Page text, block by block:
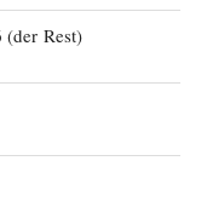
(der Rest)